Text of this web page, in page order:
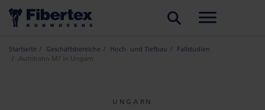
Startseite Geschäftsbereiche Hoch- und Tiefbau
Fallstudien
Autobahn M7 in Ungarn
UNGARN